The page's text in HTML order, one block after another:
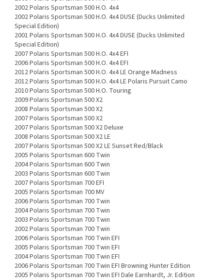
2002 Polaris Sportsman 500 H.O. 4x4
2002 Polaris Sportsman 500 H.O. 4x4 DUSE (Ducks Unlimited
Special Edition)
2001 Polaris Sportsman 500 H.O. 4x4 DUSE (Ducks Unlimited
Special Edition)
2007 Polaris Sportsman 500 H.O. 4x4 EFI
2006 Polaris Sportsman 500 H.O. 4x4 EFI
2012 Polaris Sportsman 500 H.O. 4x4 LE Orange Madness
2012 Polaris Sportsman 500 H.O. 4x4 LE Polaris Pursuit Camo
2010 Polaris Sportsman 500 H.O. Touring
2009 Polaris Sportsman 500 X2
2008 Polaris Sportsman 500 X2
2007 Polaris Sportsman 500 X2
2007 Polaris Sportsman 500 X2 Deluxe
2008 Polaris Sportsman 500 X2 LE
2007 Polaris Sportsman 500 X2 LE Sunset Red/Black
2005 Polaris Sportsman 600 Twin
2004 Polaris Sportsman 600 Twin
2003 Polaris Sportsman 600 Twin
2007 Polaris Sportsman 700 EFI
2005 Polaris Sportsman 700 MV
2006 Polaris Sportsman 700 Twin
2004 Polaris Sportsman 700 Twin
2003 Polaris Sportsman 700 Twin
2002 Polaris Sportsman 700 Twin
2006 Polaris Sportsman 700 Twin EFI
2005 Polaris Sportsman 700 Twin EFI
2004 Polaris Sportsman 700 Twin EFI
2006 Polaris Sportsman 700 Twin EFI Browning Hunter Edition
2005 Polaris Sportsman 700 Twin EFI Dale Earnhardt, Jr. Edition